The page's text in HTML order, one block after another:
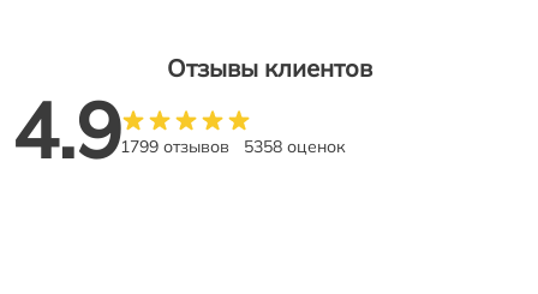
Отзывы клиентов
4.91799 отзывов 5358 оценок